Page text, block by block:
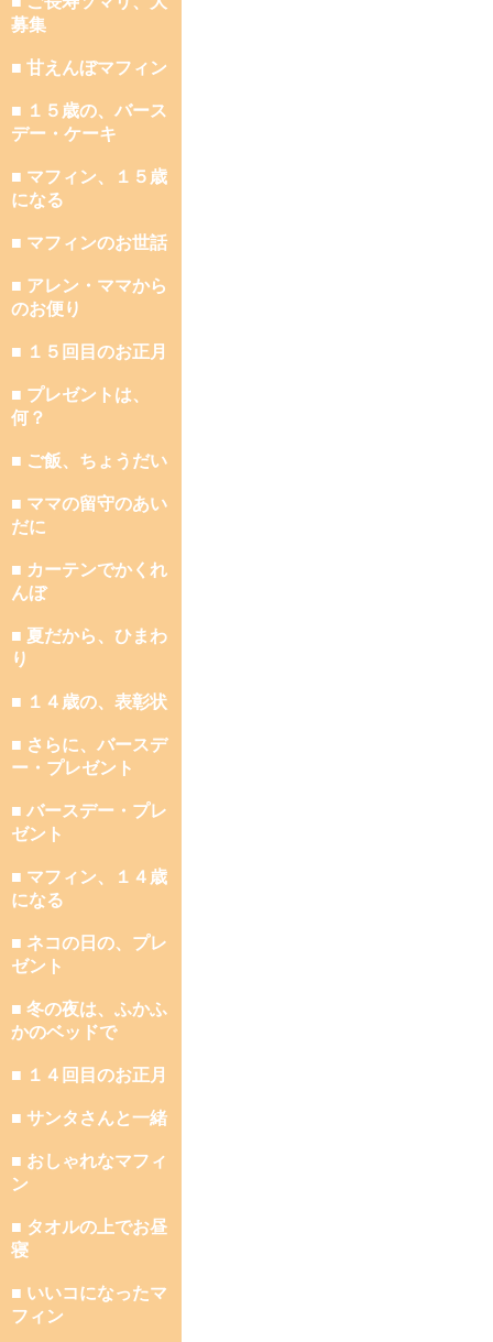
募集
■ 甘えんぼマフィン
■ １５歳の、バース
デー・ケーキ
■ マフィン、１５歳
になる
■ マフィンのお世話
■ アレン・ママから
のお便り
■ １５回目のお正月
■ プレゼントは、
何？
■ ご飯、ちょうだい
■ ママの留守のあい
だに
■ カーテンでかくれ
んぼ
■ 夏だから、ひまわ
り
■ １４歳の、表彰状
■ さらに、バースデ
ー・プレゼント
■ バースデー・プレ
ゼント
■ マフィン、１４歳
になる
■ ネコの日の、プレ
ゼント
■ 冬の夜は、ふかふ
かのベッドで
■ １４回目のお正月
■ サンタさんと一緒
■ おしゃれなマフィ
ン
■ タオルの上でお昼
寝
■ いいコになったマ
フィン